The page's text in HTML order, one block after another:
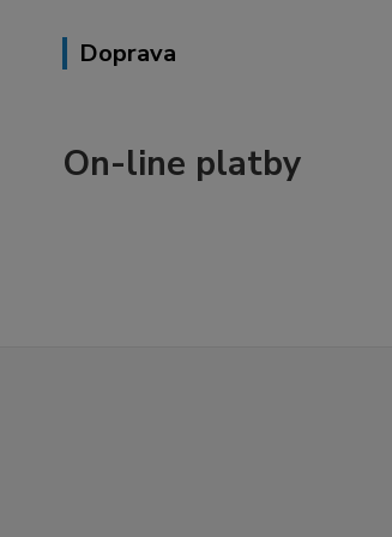
Doprava
On-line platby